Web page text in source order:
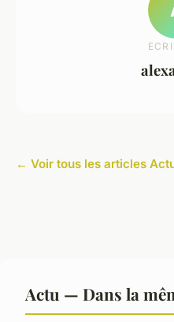
← Voir tous les articles
Actu — Dans la